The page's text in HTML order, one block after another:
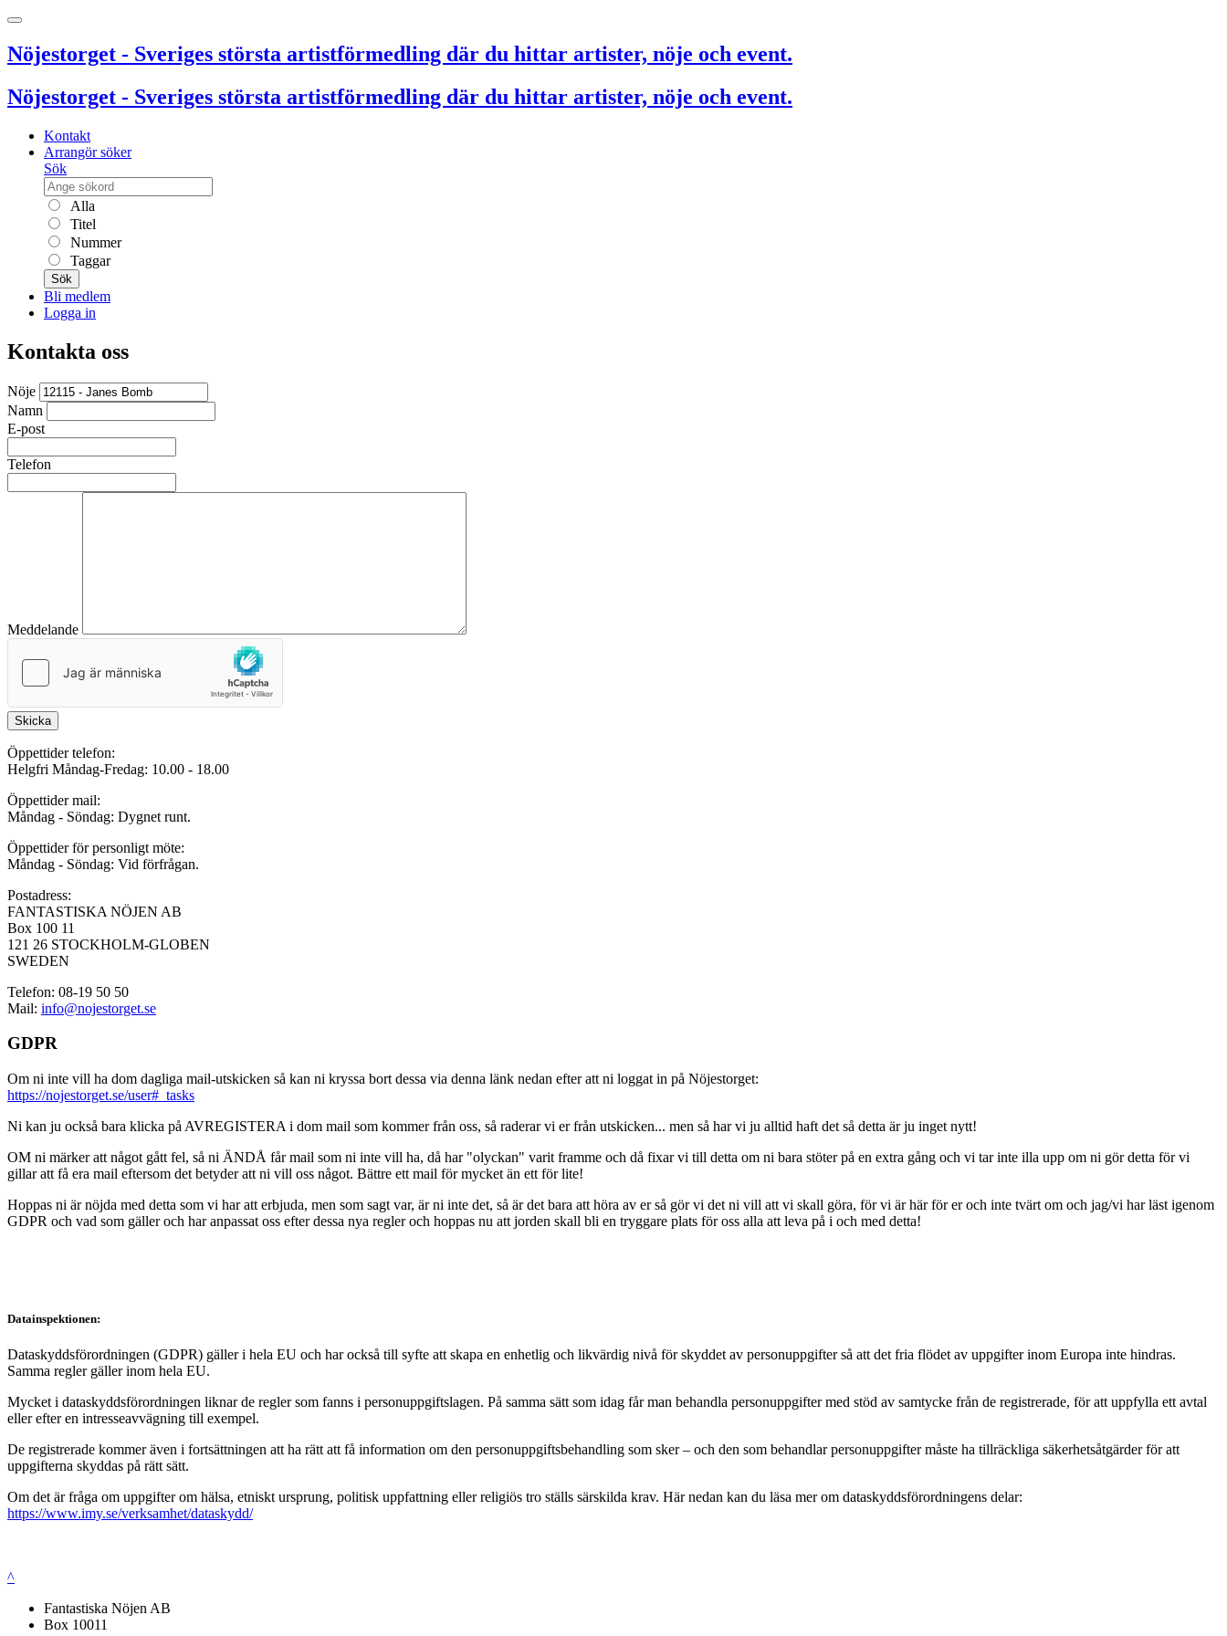
Nöjestorget - Sveriges största artistförmedling där du hittar artister, nöje och event.
Nöjestorget - Sveriges största artistförmedling där du hittar artister, nöje och event.
Kontakt
Arrangör söker
Sök
Alla
Titel
Nummer
Taggar
Sök
Bli medlem
Logga in
Kontakta oss
Nöje
Namn
E-post
Telefon
Meddelande
Skicka
Öppettider telefon:
Helgfri Måndag-Fredag: 10.00 - 18.00
Öppettider mail:
Måndag - Söndag: Dygnet runt.
Öppettider för personligt möte:
Måndag - Söndag: Vid förfrågan.
Postadress:
FANTASTISKA NÖJEN AB
Box 100 11
121 26 STOCKHOLM-GLOBEN
SWEDEN
Telefon: 08-19 50 50
Mail: info@nojestorget.se
GDPR
Om ni inte vill ha dom dagliga mail-utskicken så kan ni kryssa bort dessa via denna länk nedan efter att ni loggat in på Nöjestorget:
https://nojestorget.se/user#_tasks
Ni kan ju också bara klicka på AVREGISTERA i dom mail som kommer från oss, så raderar vi er från utskicken... men så har vi ju alltid haft det så detta är ju inget nytt!
OM ni märker att något gått fel, så ni ÄNDÅ får mail som ni inte vill ha, då har "olyckan" varit framme och då fixar vi till detta om ni bara stöter på en extra gång och vi tar inte illa upp om ni gör detta för vi
gillar att få era mail eftersom det betyder att ni vill oss något. Bättre ett mail för mycket än ett för lite!
Hoppas ni är nöjda med detta som vi har att erbjuda, men som sagt var, är ni inte det, så är det bara att höra av er så gör vi det ni vill att vi skall göra, för vi är här för er och inte tvärt om och jag/vi har läst igenom
GDPR och vad som gäller och har anpassat oss efter dessa nya regler och hoppas nu att jorden skall bli en tryggare plats för oss alla att leva på i och med detta!
Datainspektionen:
Dataskyddsförordningen (GDPR) gäller i hela EU och har också till syfte att skapa en enhetlig och likvärdig nivå för skyddet av personuppgifter så att det fria flödet av uppgifter inom Europa inte hindras.
Samma regler gäller inom hela EU.
Mycket i dataskyddsförordningen liknar de regler som fanns i personuppgiftslagen. På samma sätt som idag får man behandla personuppgifter med stöd av samtycke från de registrerade, för att uppfylla ett avtal
eller efter en intresseavvägning till exempel.
De registrerade kommer även i fortsättningen att ha rätt att få information om den personuppgiftsbehandling som sker – och den som behandlar personuppgifter måste ha tillräckliga säkerhetsåtgärder för att
uppgifterna skyddas på rätt sätt.
Om det är fråga om uppgifter om hälsa, etniskt ursprung, politisk uppfattning eller religiös tro ställs särskilda krav. Här nedan kan du läsa mer om dataskyddsförordningens delar:
https://www.imy.se/verksamhet/dataskydd/
^
Fantastiska Nöjen AB
Box 10011